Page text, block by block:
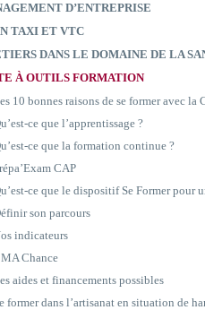
D’ENTREPRISE
TAXI ET VTC
DANS LE DOMAINE DE LA
À OUTILS FORMATION
10 bonnes raisons de se former avec la
ce que l’apprentissage ?
ce que la formation continue ?
CAP
ce que le dispositif Se Former pour
son parcours
indicateurs
Chance
aides et financements possibles
former dans l’artisanat en situation de